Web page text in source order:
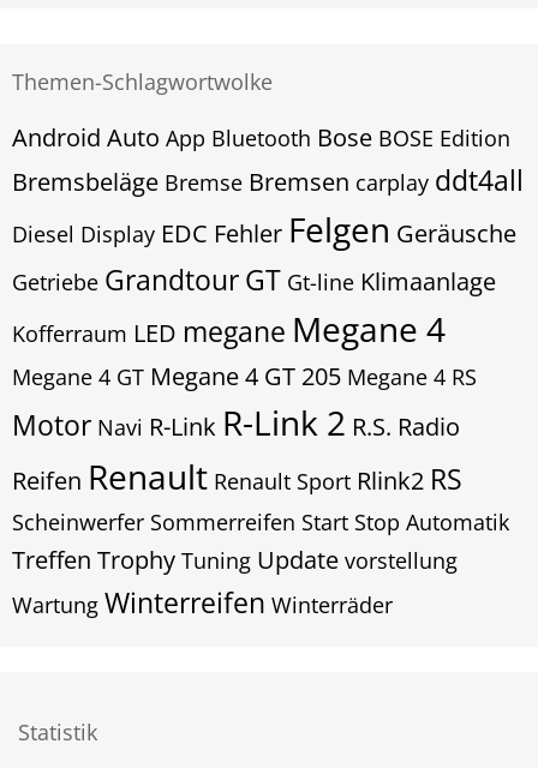
Themen-Schlagwortwolke
Android Auto App Bluetooth Bose BOSE Edition
Bremsbeläge Bremse Bremsen carplay ddt4all
Diesel Display EDC Fehler Felgen Geräusche
Getriebe GrandtourGT Gt-line Klimaanlage
Kofferraum LED megane Megane 4
Megane 4 GT Megane 4 GT 205 Megane 4 RS
Motor Navi R-Link R-Link 2 R.S. Radio
Reifen Renault Renault Sport Rlink2 RS
Scheinwerfer Sommerreifen Start Stop Automatik
Treffen Trophy Tuning Update vorstellung
Wartung Winterreifen Winterräder
Statistik